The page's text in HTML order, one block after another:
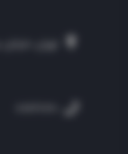
تهران،